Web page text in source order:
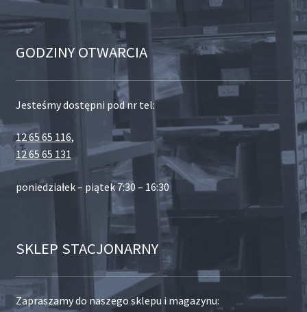
GODZINY OTWARCIA
Jesteśmy dostępni pod nr tel:
12 65 65 116,
12 65 65 131
poniedziałek – piątek 7:30 – 16:30
SKLEP STACJONARNY
Zapraszamy do naszego sklepu i magazynu: